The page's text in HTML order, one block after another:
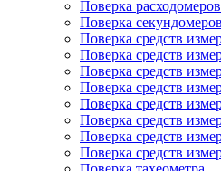
Поверка расходомеров
Поверка секундомеров
Поверка средств
Поверка средств
Поверка средств
Поверка средств
Поверка средств
Поверка средств
Поверка средств
Поверка средств